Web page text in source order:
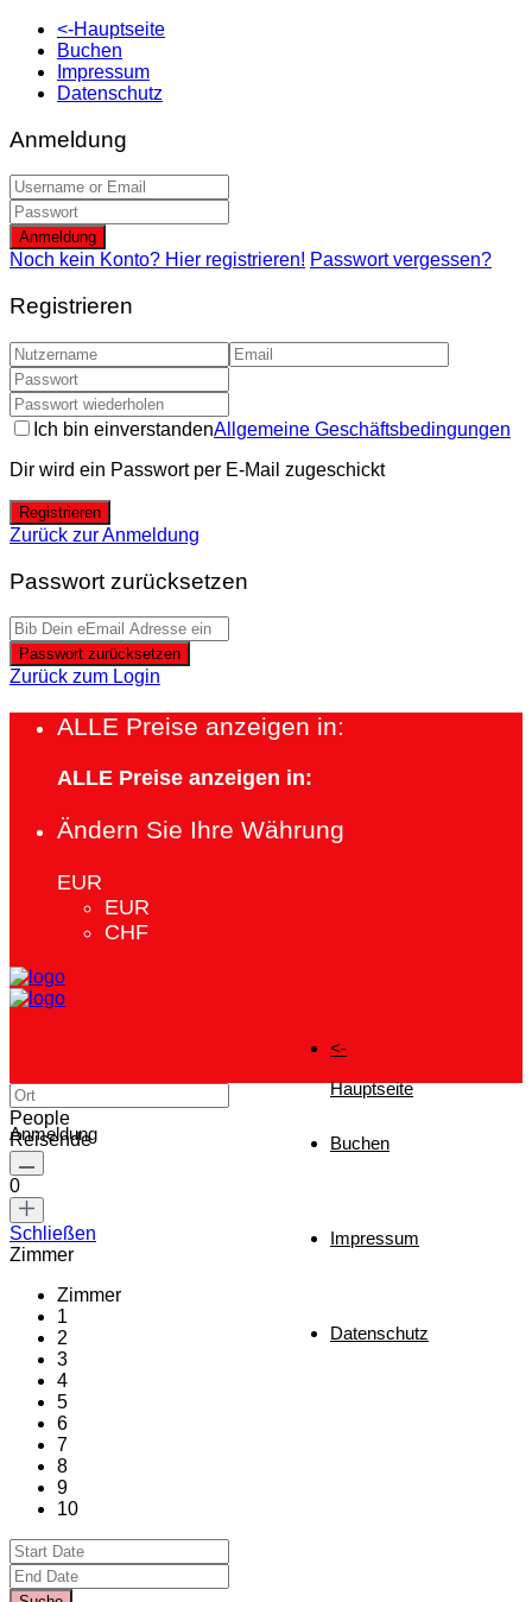
<-Hauptseite
Buchen
Impressum
Datenschutz
Anmeldung
Anmeldung
Noch kein Konto? Hier registrieren! Passwort vergessen?
Registrieren
Ich bin einverstandenAllgemeine Geschäftsbedingungen
Dir wird ein Passwort per E-Mail zugeschickt
Registrieren
Zurück zur Anmeldung
Passwort zurücksetzen
Passwort zurücksetzen
Zurück zum Login
ALLE Preise anzeigen in:
ALLE Preise anzeigen in:
Ändern Sie Ihre Währung
EUR
EUR
CHF
<-
Hauptseite
Buchen
Impressum
Datenschutz
Anmeldung
People
Reisende
0
Schließen
Zimmer
Zimmer
1
2
3
4
5
6
7
8
9
10